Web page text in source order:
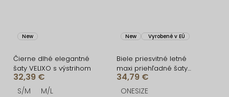
New
Čierne dlhé elegantné
šaty VELIXO s výstrihom
32,39 €
S/M M/L
New Vyrobené v EÚ
Biele priesvitné letné
maxi priehľadné šaty
UMARIE s dlhým rukávom
34,79 €
ONESIZE